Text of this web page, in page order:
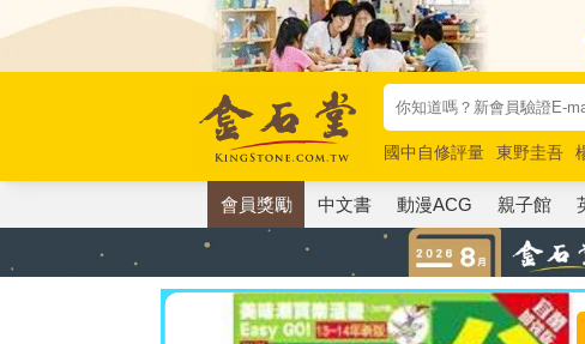
國中自修評量 東野圭吾
唯紅花綻放
奧德賽 路邊
會員獎勵 中文書 動漫ACG 親子館